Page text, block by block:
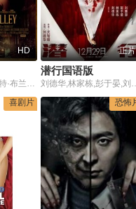
HD
布莱德利·库珀,凯特·布兰切特,鲁妮·玛拉,托妮·科莱特,威廉·达福,理查德·詹金斯,朗·普尔曼,玛丽·斯汀伯根,大卫·斯特雷泽恩,保罗·安德森,霍特·麦克卡兰尼,小克利夫顿·克林斯,蒂姆·布雷克·尼尔森,吉姆·比弗,大卫·休莱特,拉娜·珍·科洛斯特奇,黛安·巴查尔,德鲁·尼尔森,罗蜜娜·鲍尔,马克·波维内利,提姆·波斯特,林登·波尔科,丹尼·沃,尼尔·怀特利,曼迪·麦克斯韦,杰夫·拉斯基,迪索·拉莫斯,辛西娅·罗恩
正片
潜行国语版
刘德华,林家栋,彭于晏,刘雅瑟
喜剧片 恐怖